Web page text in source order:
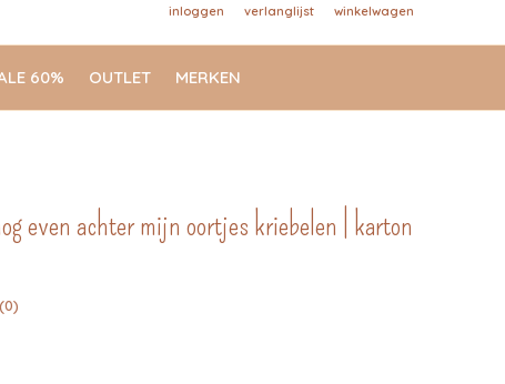
60% OUTLET MERKEN
inloggen verlanglijst winkelwagen
even achter mijn oortjes kriebelen | karton
(0)